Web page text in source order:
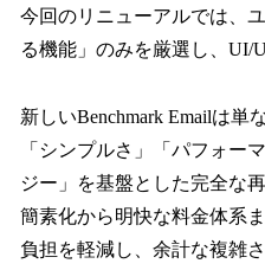
今回のリニューアルでは、
る機能」のみを厳選し、UI/
新しいBenchmark Emailは単
「シンプルさ」「パフォー
ジー」を基盤とした完全な
簡素化から明快な料金体系
負担を軽減し、余計な複雑